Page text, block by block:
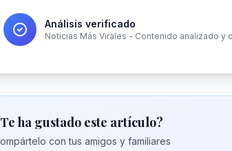
Análisis verificado
Noticias Más Virales - Contenido analizado y
ha gustado este artículo?
con tus amigos y familiares